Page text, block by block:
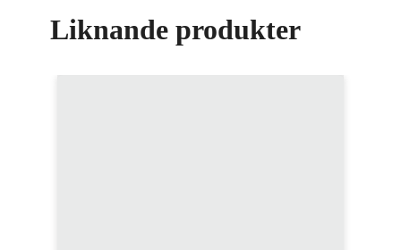
Liknande produkter